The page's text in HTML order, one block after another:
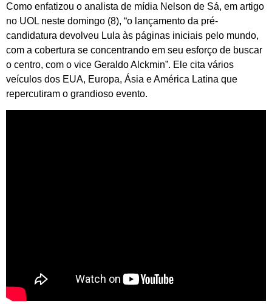
Como enfatizou o analista de mídia Nelson de Sá, em artigo
no UOL neste domingo (8), “o lançamento da pré-
candidatura devolveu Lula às páginas iniciais pelo mundo,
com a cobertura se concentrando em seu esforço de buscar
o centro, com o vice Geraldo Alckmin”. Ele cita vários
veículos dos EUA, Europa, Ásia e América Latina que
repercutiram o grandioso evento.